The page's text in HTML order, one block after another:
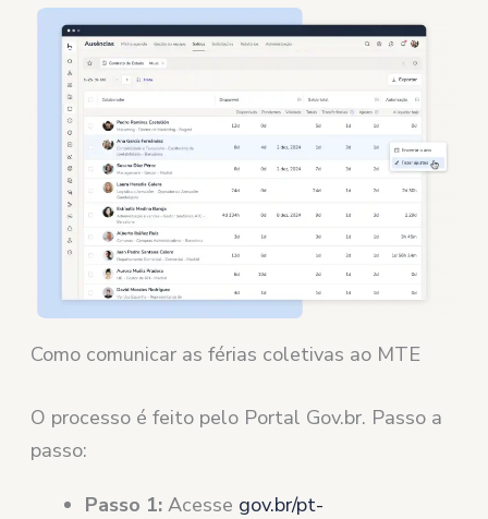
Como comunicar as férias coletivas ao MTE
O processo é feito pelo Portal Gov.br. Passo a
passo:
Passo 1: Acesse gov.br/pt-